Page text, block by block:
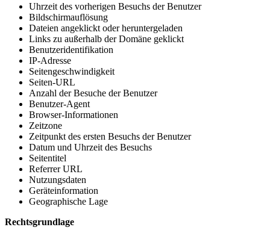
Uhrzeit des vorherigen Besuchs der Benutzer
Bildschirmauflösung
Dateien angeklickt oder heruntergeladen
Links zu außerhalb der Domäne geklickt
Benutzeridentifikation
IP-Adresse
Seitengeschwindigkeit
Seiten-URL
Anzahl der Besuche der Benutzer
Benutzer-Agent
Browser-Informationen
Zeitzone
Zeitpunkt des ersten Besuchs der Benutzer
Datum und Uhrzeit des Besuchs
Seitentitel
Referrer URL
Nutzungsdaten
Geräteinformation
Geographische Lage
Rechtsgrundlage